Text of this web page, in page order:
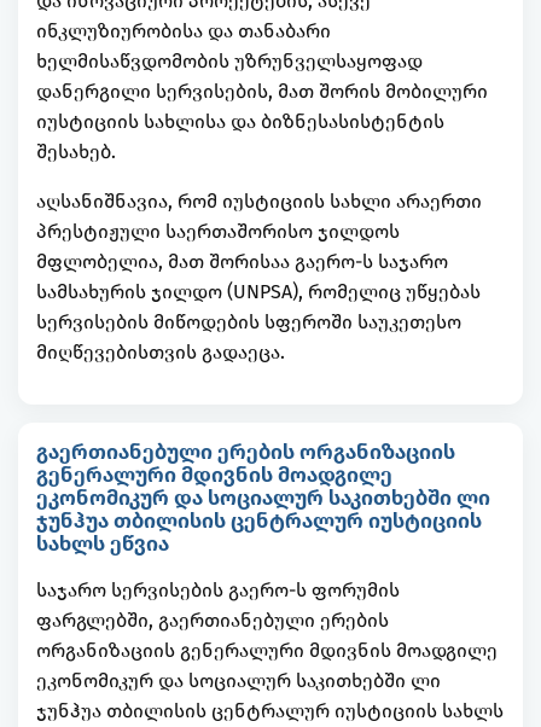
ინკლუზიურობისა და თანაბარი
ხელმისაწვდომობის უზრუნველსაყოფად
დანერგილი სერვისების, მათ შორის მობილური
იუსტიციის სახლისა და ბიზნესასისტენტის
შესახებ.
აღსანიშნავია, რომ იუსტიციის სახლი არაერთი
პრესტიჟული საერთაშორისო ჯილდოს
მფლობელია, მათ შორისაა გაერო-ს საჯარო
სამსახურის ჯილდო (UNPSA), რომელიც უწყებას
სერვისების მიწოდების სფეროში საუკეთესო
მიღწევებისთვის გადაეცა.
გაერთიანებული ერების ორგანიზაციის
გენერალური მდივნის მოადგილე
ეკონომიკურ და სოციალურ საკითხებში ლი
ჯუნჰუა თბილისის ცენტრალურ იუსტიციის
სახლს ეწვია
საჯარო სერვისების გაერო-ს ფორუმის
ფარგლებში, გაერთიანებული ერების
ორგანიზაციის გენერალური მდივნის მოადგილე
ეკონომიკურ და სოციალურ საკითხებში ლი
ჯუნჰუა თბილისის ცენტრალურ იუსტიციის სახლს